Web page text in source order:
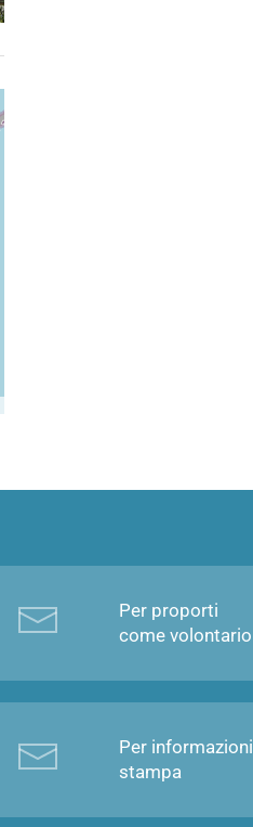
Per proporti
come volontario
Per informazioni
stampa